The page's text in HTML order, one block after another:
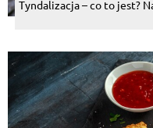
Tyndalizacja – co to jest?